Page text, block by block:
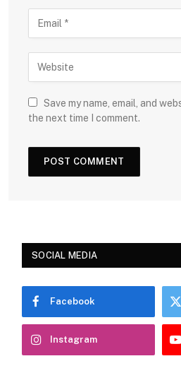
Save my name, email, and
the next time I comment.
SOCIAL MEDIA
Facebook
Instagram